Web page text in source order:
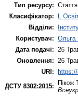
Тип ресурсу: Стаття
Класифікатор:
L
Відділи:
Користувач: Ольга
Дата подачі: 26
Оновлення: 26
URI:
ДСТУ 8302:2015:
Пікож